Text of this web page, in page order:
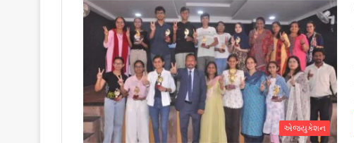
એજ્યુકેશન